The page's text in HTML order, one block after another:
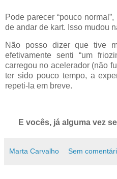
Pode parecer “pouco
de andar de kart. Isso mudou
Não posso dizer que tive
efetivamente senti “um
carregou no acelerador (não
ter sido pouco tempo, a
repeti-la em breve.
E vocês, já alguma vez
Marta Carvalho Sem